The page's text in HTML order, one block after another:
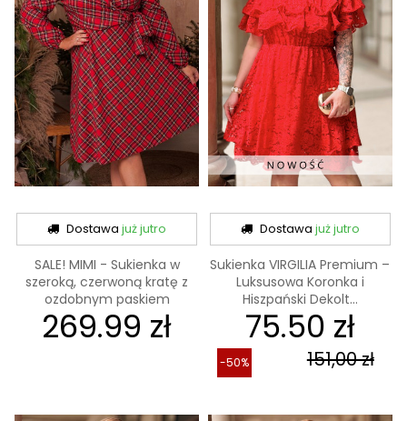
Dostawajuż jutro
SALE! MIMI - Sukienka w
szeroką, czerwoną kratę z
ozdobnym paskiem
269.99 zł
Dostawa już jutro
Sukienka VIRGILIA Premium –
Luksusowa Koronka i
Hiszpański Dekolt...
75.50 zł
151,00 zł
-50%